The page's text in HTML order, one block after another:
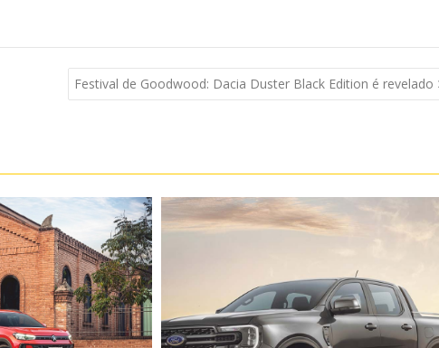
Festival de Goodwood: Dacia Duster Black Edition é revelado